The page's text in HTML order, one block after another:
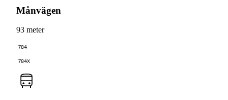
Månvägen
93 meter
784
784X